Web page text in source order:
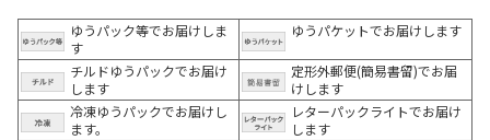
ゆうパック等でお届けしま
す
ゆうパケットでお届けします
チルドゆうパックでお届け
します
定形外郵便(簡易書留)でお届
けします
冷凍ゆうパックでお届けし
ます。
レターパックライトでお届け
します